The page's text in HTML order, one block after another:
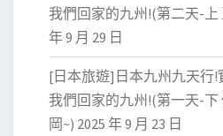
我們回家的九州!(第二天-上
年 9 月 29 日
[日本旅遊]日本九州九天行
我們回家的九州!(第一天-下
岡~) 2025 年 9 月 23 日